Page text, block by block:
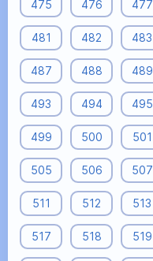
475 476 477
481 482 483
487 488 489
493 494 495
499 500 501
505 506 507
511 512 513
517 518 519